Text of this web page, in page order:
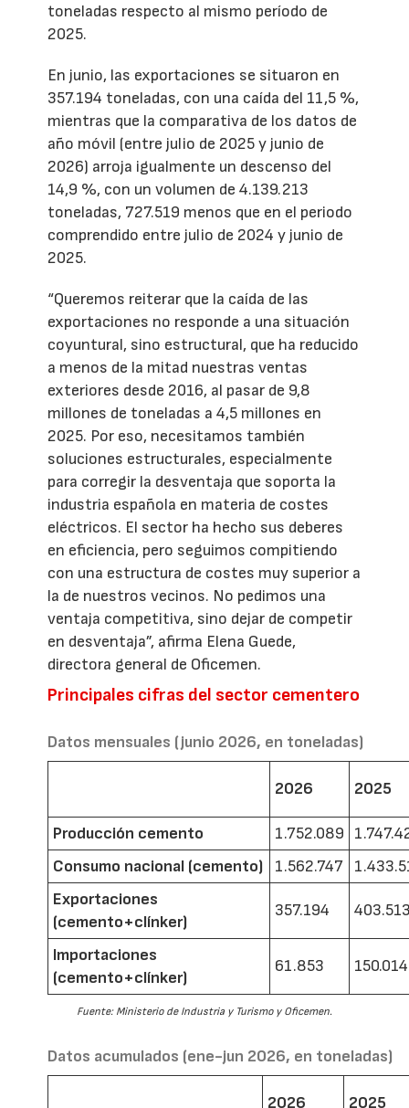
toneladas respecto al mismo período de
2025.
En junio, las exportaciones se situaron en
357.194 toneladas, con una caída del 11,5 %,
mientras que la comparativa de los datos de
año móvil (entre julio de 2025 y junio de
2026) arroja igualmente un descenso del
14,9 %, con un volumen de 4.139.213
toneladas, 727.519 menos que en el periodo
comprendido entre julio de 2024 y junio de
2025.
“Queremos reiterar que la caída de las
exportaciones no responde a una situación
coyuntural, sino estructural, que ha reducido
a menos de la mitad nuestras ventas
exteriores desde 2016, al pasar de 9,8
millones de toneladas a 4,5 millones en
2025. Por eso, necesitamos también
soluciones estructurales, especialmente
para corregir la desventaja que soporta la
industria española en materia de costes
eléctricos. El sector ha hecho sus deberes
en eficiencia, pero seguimos compitiendo
con una estructura de costes muy superior a
la de nuestros vecinos. No pedimos una
ventaja competitiva, sino dejar de competir
en desventaja”, afirma Elena Guede,
directora general de Oficemen.
Principales cifras del sector cementero
Datos mensuales (junio 2026, en toneladas)
2026 2025
Producción cemento 1.752.089
Consumo nacional (cemento)
1.562.747
Exportaciones
(cemento+clínker)
357.194
Importaciones
(cemento+clínker)
61.853 150.014
Fuente: Ministerio de Industria y Turismo y Oficemen.
Datos acumulados (ene-jun 2026, en toneladas)
2026 2025